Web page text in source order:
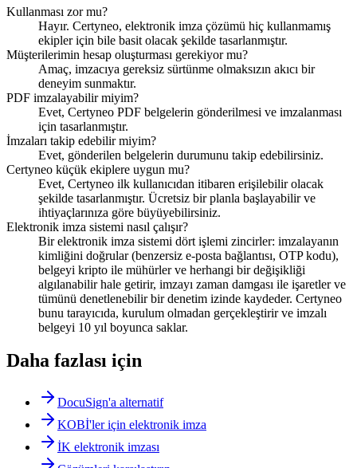
Kullanması zor mu?
Hayır. Certyneo, elektronik imza çözümü hiç kullanmamış
ekipler için bile basit olacak şekilde tasarlanmıştır.
Müşterilerimin hesap oluşturması gerekiyor mu?
Amaç, imzacıya gereksiz sürtünme olmaksızın akıcı bir
deneyim sunmaktır.
PDF imzalayabilir miyim?
Evet, Certyneo PDF belgelerin gönderilmesi ve imzalanması
için tasarlanmıştır.
İmzaları takip edebilir miyim?
Evet, gönderilen belgelerin durumunu takip edebilirsiniz.
Certyneo küçük ekiplere uygun mu?
Evet, Certyneo ilk kullanıcıdan itibaren erişilebilir olacak
şekilde tasarlanmıştır. Ücretsiz bir planla başlayabilir ve
ihtiyaçlarınıza göre büyüyebilirsiniz.
Elektronik imza sistemi nasıl çalışır?
Bir elektronik imza sistemi dört işlemi zincirler: imzalayanın
kimliğini doğrular (benzersiz e-posta bağlantısı, OTP kodu),
belgeyi kripto ile mühürler ve herhangi bir değişikliği
algılanabilir hale getirir, imzayı zaman damgası ile işaretler ve
tümünü denetlenebilir bir denetim izinde kaydeder. Certyneo
bunu tarayıcıda, kurulum olmadan gerçekleştirir ve imzalı
belgeyi 10 yıl boyunca saklar.
Daha fazlası için
DocuSign'a alternatif
KOBİ'ler için elektronik imza
İK elektronik imzası